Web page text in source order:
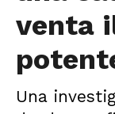
venta
Una